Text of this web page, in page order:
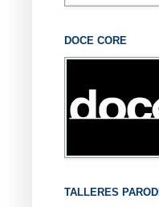
DOCE CORE
TALLERES PARODI